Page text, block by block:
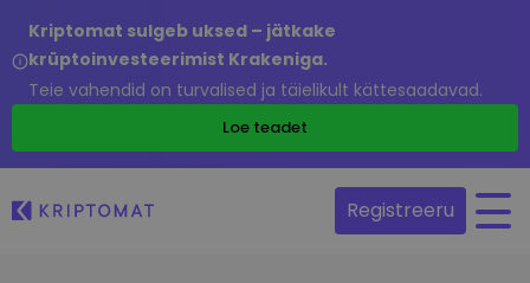
Kriptomat sulgeb uksed – jätkake
krüptoinvesteerimist Krakeniga.
Teie vahendid on turvalised ja täielikult kättesaadavad.
Loe teadet
Registreeru